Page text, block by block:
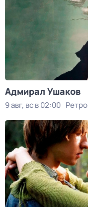
Адмирал Ушаков
9 авг, вс в 02:00 Ретро